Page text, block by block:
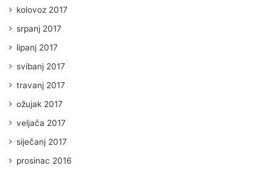
kolovoz 2017
srpanj 2017
lipanj 2017
svibanj 2017
travanj 2017
ožujak 2017
veljača 2017
siječanj 2017
prosinac 2016